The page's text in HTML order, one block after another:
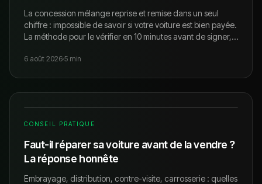
La concession mélange reprise et remise dans un seul
chiffre : impossible de savoir si votre voiture est bien payée.
La méthode pour le vérifier en 10 minutes avant de signer,
6 août 2026·5 min
CONSEIL PRATIQUE
Faut-il réparer sa voiture avant de la vendre ?
La réponse honnête
Embrayage, distribution, contre-visite, carrosserie : quelles